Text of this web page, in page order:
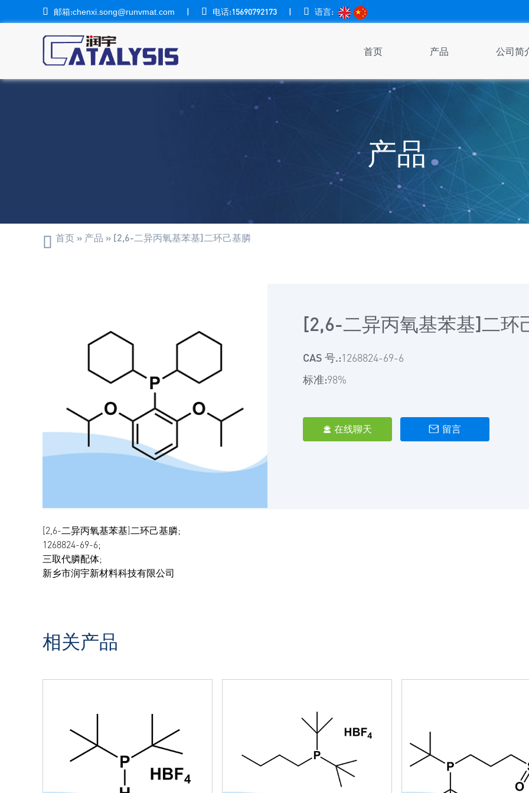
 邮箱:chenxi.song@runvmat.com |  电话:15690792173 |  语言:
首页 产品 公司简
产品
 首页 » 产品 » [2,6-二异丙氧基苯基]二环己基膦
[2,6-二异丙氧基苯基]二环
CAS 号.:1268824-69-6
标准:98%
 在线聊天  留言
[2,6-二异丙氧基苯基]二环己基膦;
1268824-69-6;
三取代膦配体;
新乡市润宇新材料科技有限公司
相关产品